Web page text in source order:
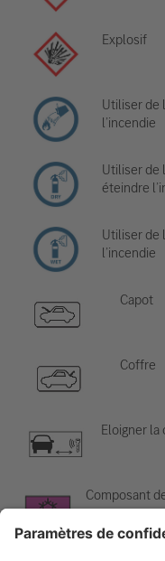
Explosif
Utiliser de
l’incendie
Utiliser de
éteindre
Utiliser de
l’incendie
Capot
Coffre
Eloigner
Composant